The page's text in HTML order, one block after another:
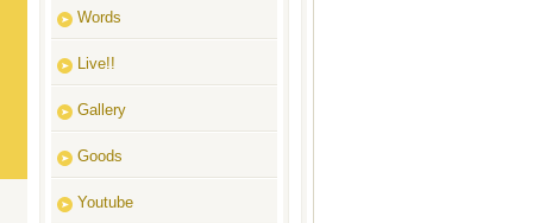
Words
Live!!
Gallery
Goods
Youtube